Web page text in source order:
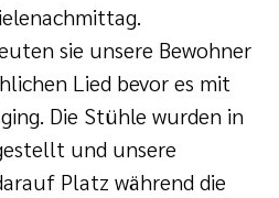
sie unsere Bewohner
Lied bevor es mit
Die Stühle wurden in
und unsere
Platz während die